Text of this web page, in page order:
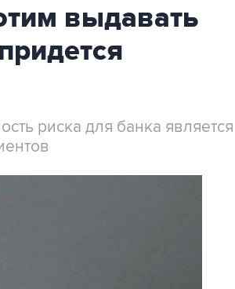
выдавать
риска для банка является